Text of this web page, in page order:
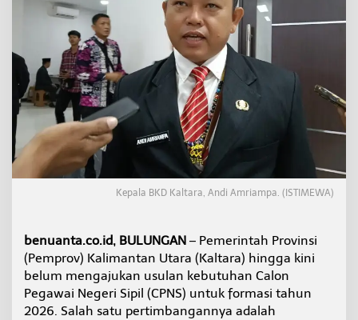
k
a
n
P
e
n
g
u
s
a
b
u
t
u
h
a
Kepala BKD Kaltara, Andi Amriampa. (ISTIMEWA)
benuanta.co.id, BULUNGAN – Pemerintah Provinsi
(Pemprov) Kalimantan Utara (Kaltara) hingga kini
belum mengajukan usulan kebutuhan Calon
Pegawai Negeri Sipil (CPNS) untuk formasi tahun
2026. Salah satu pertimbangannya adalah